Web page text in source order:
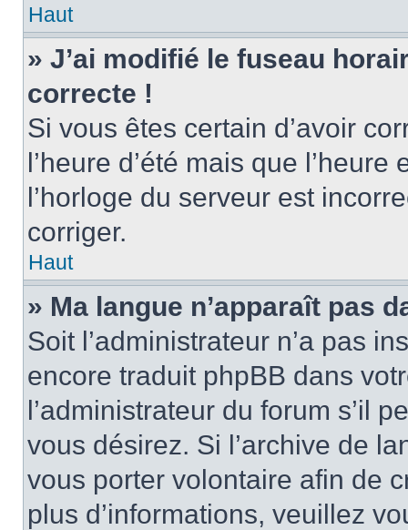
Haut
» J’ai modifié le fuseau
correcte !
Si vous êtes certain d’avoir
l’heure d’été mais que
l’horloge du serveur est
corriger.
Haut
» Ma langue n’apparaît pas
Soit l’administrateur n’a pas
encore traduit phpBB dans
l’administrateur du forum s’il
vous désirez. Si l’archive de
vous porter volontaire afin de
plus d’informations, veuillez